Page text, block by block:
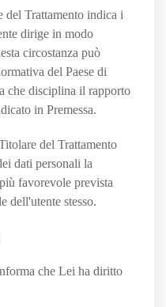
Trattamento indica i
dirige in modo
circostanza può
del Paese di
che disciplina il rapporto
in Premessa.
del Trattamento
dati personali la
favorevole prevista
dell'utente stesso.
che Lei ha diritto